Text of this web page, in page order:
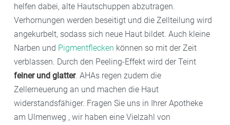
helfen dabei, alte Hautschuppen abzutragen.
Verhornungen werden beseitigt und die Zellteilung wird
angekurbelt, sodass sich neue Haut bildet. Auch kleine
Narben und Pigmentflecken können so mit der Zeit
verblassen. Durch den Peeling-Effekt wird der Teint
feiner und glatter. AHAs regen zudem die
Zellerneuerung an und machen die Haut
widerstandsfähiger. Fragen Sie uns in Ihrer Apotheke
am Ulmenweg , wir haben eine Vielzahl von